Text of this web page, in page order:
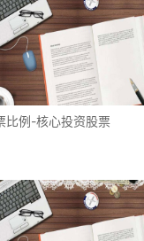
比例-核心投资股票